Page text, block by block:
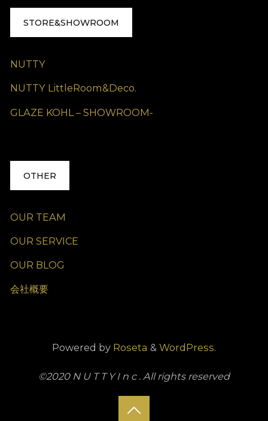
STORE&SHOWROOM
NUTTY
NUTTY LittleRoom&Deco.
GLAZE KOHL – SHOWROOM-
OTHER
OUR TEAM
OUR SERVICE
OUR BLOG
会社概要
Powered by Roseta & WordPress.
©2020 N U T T Y I n c . All rights reserved